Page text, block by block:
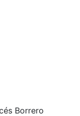
Borrero